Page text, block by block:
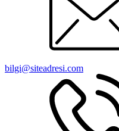
bilgi@siteadresi.com